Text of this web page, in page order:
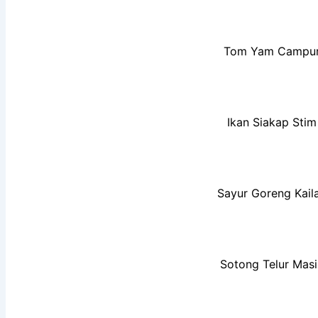
Tom Yam
Ikan Siakap Stim
Sayur Goreng
Sotong Telur